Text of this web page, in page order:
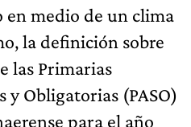
medio de un clima
la definición sobre
las Primarias
y Obligatorias (PASO)
para el año